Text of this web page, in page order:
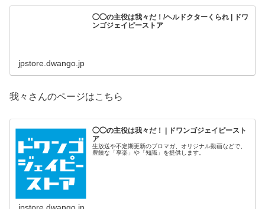
◯◯の主役は我々だ！/ヘルドクターくられ | ドワ
ンゴジェイピーストア
jpstore.dwango.jp
我々さんのページはこちら
◯◯の主役は我々だ！ | ドワンゴジェイピースト
ア
生放送や不定期更新のブロマガ、オリジナル動画などで、
豊饒な「享楽」や「知識」を提供します。